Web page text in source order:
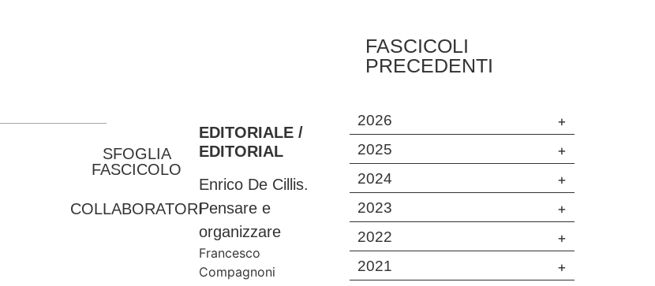
FASCICOLI
PRECEDENTI
SFOGLIA
FASCICOLO
COLLABORATORI
EDITORIALE /
EDITORIAL
Enrico De Cillis.
Pensare e
organizzare
Francesco
Compagnoni
2026
+
2025
+
2024
+
2023
+
2022
+
2021
+